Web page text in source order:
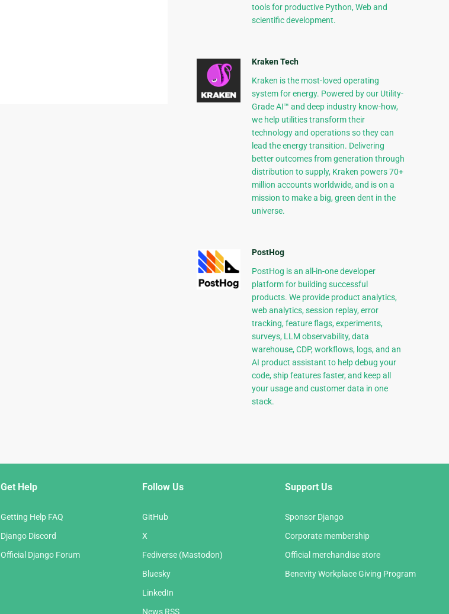
tools for productive Python, Web and
scientific development.
Kraken Tech
Kraken is the most-loved operating
system for energy. Powered by our Utility-
Grade AI™ and deep industry know-how,
we help utilities transform their
technology and operations so they can
lead the energy transition. Delivering
better outcomes from generation through
distribution to supply, Kraken powers 70+
million accounts worldwide, and is on a
mission to make a big, green dent in the
universe.
PostHog
PostHog is an all-in-one developer
platform for building successful
products. We provide product analytics,
web analytics, session replay, error
tracking, feature flags, experiments,
surveys, LLM observability, data
warehouse, CDP, workflows, logs, and an
AI product assistant to help debug your
code, ship features faster, and keep all
your usage and customer data in one
stack.
Get Help
Getting Help FAQ
Django Discord
Official Django Forum
Follow Us
GitHub
X
Fediverse (Mastodon)
Bluesky
LinkedIn
News RSS
Support Us
Sponsor Django
Corporate membership
Official merchandise store
Benevity Workplace Giving Program